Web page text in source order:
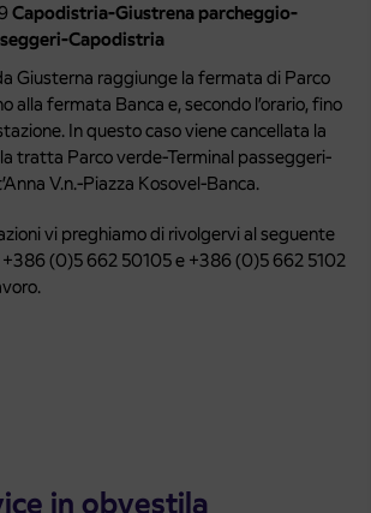
Capodistria-Giustrena parcheggio-
Capodistria
Giusterna raggiunge la fermata di Parco
alla fermata Banca e, secondo l’orario, fino
In questo caso viene cancellata la
tratta Parco verde-Terminal passeggeri-
V.n.-Piazza Kosovel-Banca.
vi preghiamo di rivolgervi al seguente
(0)5 662 50105 e +386 (0)5 662 5102
in obvestila